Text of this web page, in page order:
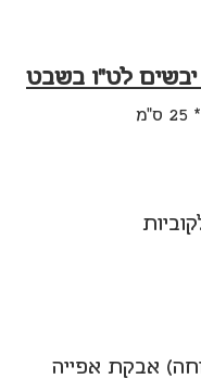
יבשים לט"ו בשבט